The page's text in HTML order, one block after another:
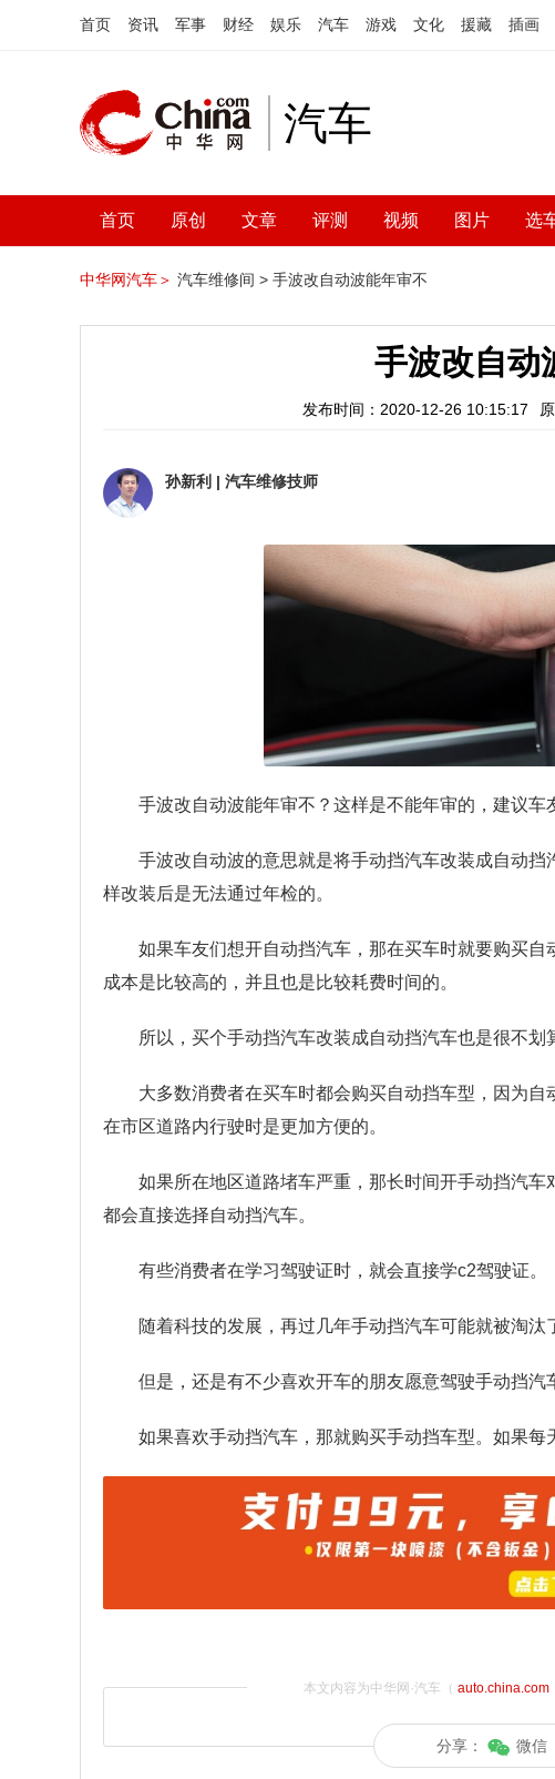
首页 资讯 军事 财经 娱乐 汽车 游戏 文化 援藏 插画
汽车
首页 原创 文章 评测 视频 图片 选
中华网汽车＞ 汽车维修间 > 手波改自动波能年审不
手波改自动
发布时间：2020-12-26 10:15:17
孙新利 | 汽车维修技师
手波改自动波能年审不？ 这样是不能年审的，建议车
手波改自动波的意思就是将手动挡汽车改装成自动
样改装后是无法通过年检的。
如果车友们想开自动挡汽车，那在买车时就要购买
成本是比较高的，并且也是比较耗费时间的。
所以，买个手动挡汽车改装成自动挡汽车也是很不划
大多数消费者在买车时都会购买自动挡车型，因为
在市区道路内行驶时是更加方便的。
如果所在地区道路堵车严重，那长时间开手动挡汽
都会直接选择自动挡汽车。
有些消费者在学习驾驶证时，就会直接学c2驾驶证。
随着科技的发展，再过几年手动挡汽车可能就被淘汰
但是，还是有不少喜欢开车的朋友愿意驾驶手动挡汽
如果喜欢手动挡汽车，那就购买手动挡车型。如果每
本文内容为中华网·汽车（ auto.china.com
分享： 微信